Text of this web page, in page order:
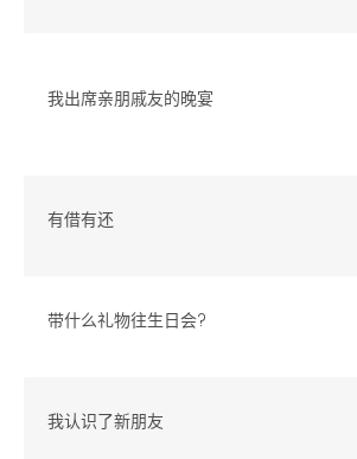
我出席亲朋戚友的晚宴
有借有还
带什么礼物往生日会?
我认识了新朋友